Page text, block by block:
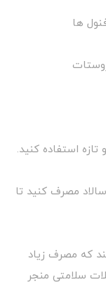
ها
استفاده کنید.
مصرف کنید تا
که مصرف زیاد
سلامتی منجر